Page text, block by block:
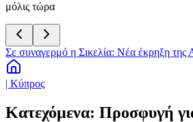
μόλις τώρα
Σε συναγερμό η Σικελία: Νέα έκρηξη της
| Κύπρος
Κατεχόμενα: Προσφυγή